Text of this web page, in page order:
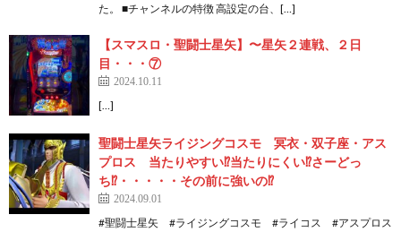
た。 ■チャンネルの特徴 高設定の台、[…]
【スマスロ・聖闘士星矢】〜星矢２連戦、２日
目・・・⑦
2024.10.11
[…]
聖闘士星矢ライジングコスモ 冥衣・双子座・アス
プロス 当たりやすい⁉️当たりにくい⁉️さーどっ
ち⁉️・・・・・その前に強いの⁉️
2024.09.01
#聖闘士星矢 #ライジングコスモ #ライコス #アスプロス